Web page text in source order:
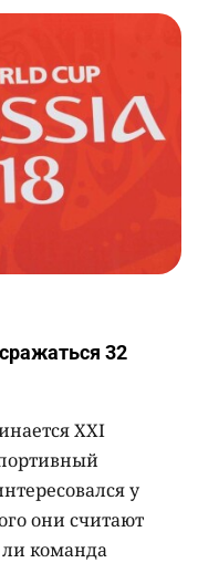
32
XXI
у
они считают
команда